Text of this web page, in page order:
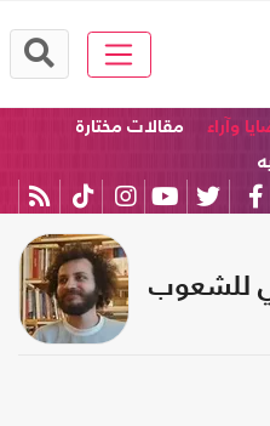
وآراء
مقالات مختارة
للشعوب